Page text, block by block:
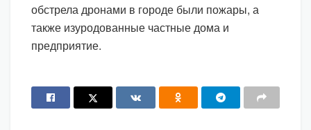
обстрела дронами в городе были пожары, а
также изуродованные частные дома и
предприятие.